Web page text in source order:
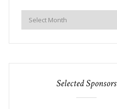
Selected Sponsors